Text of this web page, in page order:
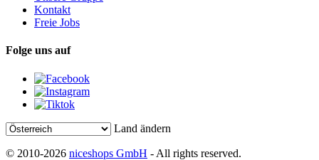
Kontakt
Freie Jobs
Folge uns auf
Land ändern
© 2010-2026 niceshops GmbH - All rights reserved.